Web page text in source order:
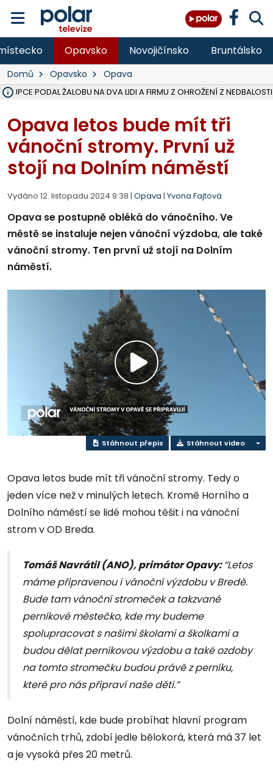
Opavsko Novojičínsko Bruntálsko
Domů Opavsko Opava
PODAL ŽALOBU NA DVA LIDI A FIRMU Z OHROŽENÍ Z NEDBALOSTI
Opava letos bude mít tři
vánoční stromy. První už
stojí na Dolním náměstí
Vydáno 12. listopadu 2024 9:38 | Opava | Yvona Fajtová
Opava se postupně obléká do vánočního. Ve
městě se instaluje nejen vánoční výzdoba, ale také
vánoční stromy. Ten první už stojí na Dolním
náměstí.
Přehrát
video
Stáhnout přepis Stáhnout video
Opava letos bude mít tři vánoční stromy. Tedy o
jeden více než v minulých letech. Kromě Horního a
Dolního náměstí se lidé mohou těšit i na vánoční
strom v OD Breda.
Tomáš Navrátil (ANO), primátor Opavy:“Letos
máme připravenou i vánoční výzdobu v Bredě.
Bude tam vánoční stromeček a takzvané
perníkové městečko, kde my budeme
spolupracovat s našimi školami a školkami a
budou dělat perníkovou výzdobu a také ozdoby
na tomto stromečku budou právě z perníku,
které pro nás připraví naše děti.”
Dolní náměstí, kde bude probíhat hlavní program
vánočních trhů, zdobí jedle bělokorá, která má 37 let
a je vysoká přes 20 metrů.